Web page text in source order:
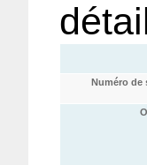
Numéro de